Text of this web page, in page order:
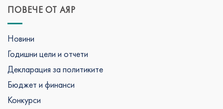
ПОВЕЧЕ ОТ АЯР
Новини
Годишни цели и отчети
Декларация за политиките
Бюджет и финанси
Конкурси